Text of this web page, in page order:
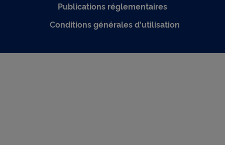
Publications réglementaires
Conditions générales d'utilisation